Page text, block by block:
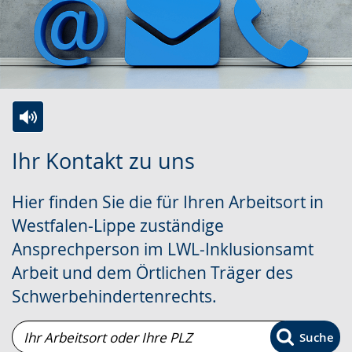
Ihr Kontakt zu uns
Leichten
wechseln.
Audio-
Video
Deutscher
Gebärdensprache
wird
angezeigt.
Hier finden Sie die für Ihren Arbeitsort in
Westfalen-Lippe zuständige
Ansprechperson im LWL-Inklusionsamt
Arbeit und dem Örtlichen Träger des
Schwerbehindertenrechts.
Ihr
Suche